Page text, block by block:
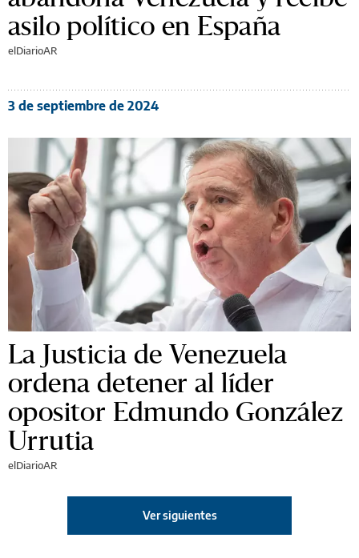
asilo político en España
elDiarioAR
3 de septiembre de 2024
La Justicia de Venezuela
ordena detener al líder
opositor Edmundo González
Urrutia
elDiarioAR
Ver siguientes